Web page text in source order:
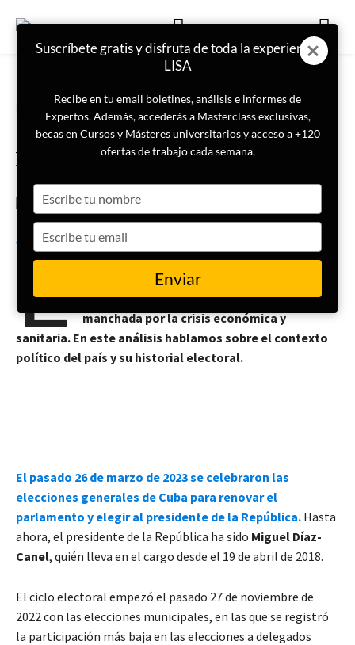
Portada
Pasado, presente y futuro de la
política en Cuba
Selena Vázquez Rodríguez 28 de marzo de 2023
E
l pasado 26 de marzo, Cuba celebró unas
elecciones generales después de una
legislatura, liderada por Miguel Díaz-Canel,
manchada por la crisis económica y
sanitaria. En este análisis hablamos sobre el contexto
político del país y su historial electoral.
El pasado 26 de marzo de 2023 se celebraron las
elecciones generales de Cuba para renovar el
parlamento y elegir al presidente de la República. Hasta
ahora, el presidente de la República ha sido Miguel Díaz-
Canel, quién lleva en el cargo desde el 19 de abril de 2018.
El ciclo electoral empezó el pasado 27 de noviembre de
2022 con las elecciones municipales, en las que se registró
la participación más baja en las elecciones a delegados
Suscríbete gratis y disfruta de toda la experiencia
LISA
Recibe en tu email boletines, análisis e informes de
Expertos. Además, accederás a Masterclass exclusivas,
becas en Cursos y Másteres universitarios y acceso a +120
ofertas de trabajo cada semana.
your
name
your
email
Enviar